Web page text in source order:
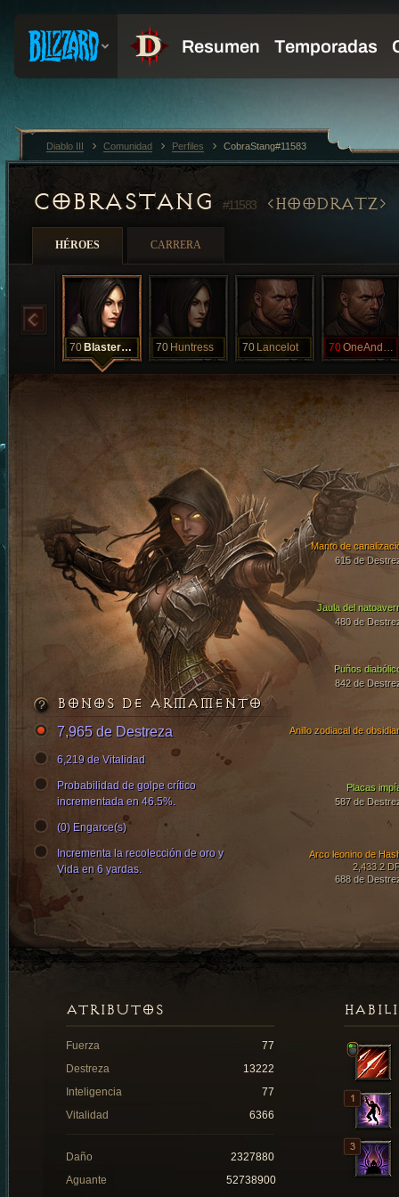
COBRASTANG #11583 HOODRATZ
HÉROES CARRERA
70 BlasterGirl 70 Huntress 70 Lancelot 70 OneAndDone
Jaula del
480 de
Puños
842 de
Manto de
615 de
Placas
587 de
Arco leonino de
2,433.2
688 de
Anillo zodiacal de
BONOS DE ARMAMENTO
7,965 de Destreza
6,219 de Vitalidad
Probabilidad de golpe crítico
incrementada en 46.5%.
(0) Engarce(s)
Incrementa la recolección de oro y
Vida en 6 yardas.
ATRIBUTOS
Fuerza
77
Destreza
13222
Inteligencia
77
Vitalidad
6366
Daño
2327880
Aguante
52738900
Diablo III Comunidad Perfiles CobraStang#11583